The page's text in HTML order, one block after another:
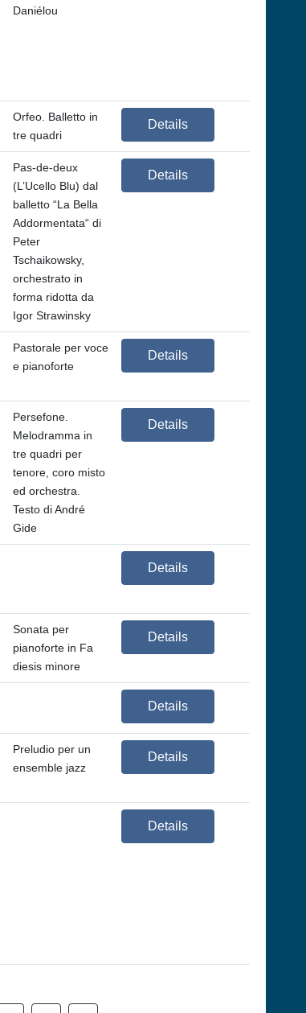
Daniélou
Orfeo. Balletto in
tre quadri
Details
Pas-de-deux
(L’Ucello Blu) dal
balletto “La Bella
Addormentata“ di
Peter
Tschaikowsky,
orchestrato in
forma ridotta da
Igor Strawinsky
Details
Pastorale per voce
e pianoforte
Details
Persefone.
Melodramma in
tre quadri per
tenore, coro misto
ed orchestra.
Testo di André
Gide
Details
Details
Sonata per
pianoforte in Fa
diesis minore
Details
Details
Preludio per un
ensemble jazz
Details
Details